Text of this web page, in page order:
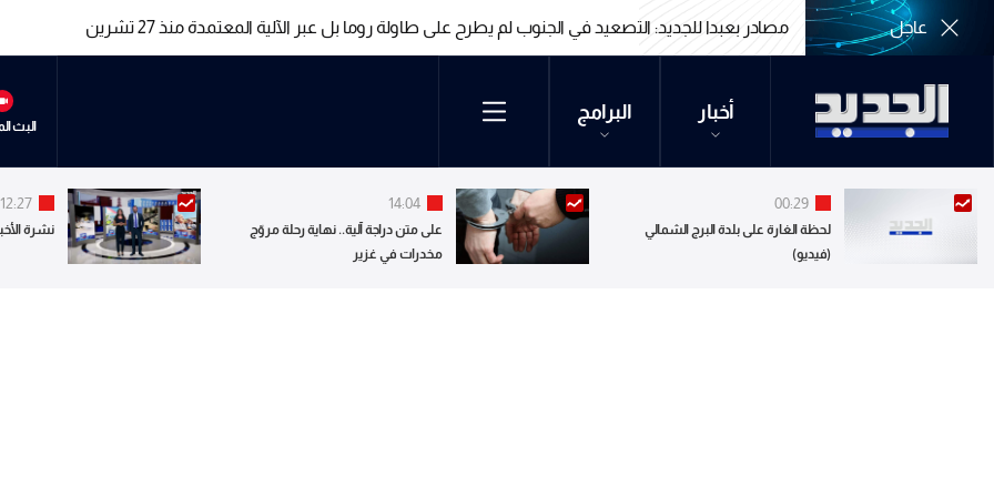
عاجل مصادر بعبدا للجديد: بدء البحث الجدي بالمناطق النموذجية والجانب الاسرائيلي طلب عرضاً للمناطق للبحث بالظروف
أخبار البرامج
البث
00:29
لحظة الغارة على بلدة البرج الشمالي
(فيديو)
14:04
على متن دراجة آلية.. نهاية رحلة مروّج
مخدرات في غزير
12:27
نشرة